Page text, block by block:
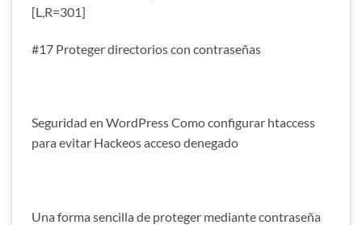
[L,R=301]
#17 Proteger directorios con contraseñas
Seguridad en WordPress Como configurar htaccess
para evitar Hackeos acceso denegado
Una forma sencilla de proteger mediante contraseña